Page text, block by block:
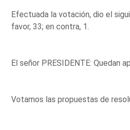
Efectuada la votación, dio el
favor, 33; en contra, 1.
El señor PRESIDENTE: Quedan
Votamos las propuestas de